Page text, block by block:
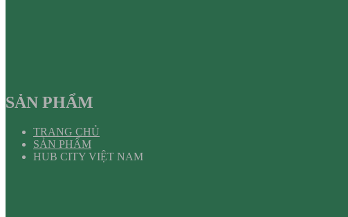
SẢN PHẨM
TRANG CHỦ
SẢN PHẨM
HUB CITY VIỆT NAM